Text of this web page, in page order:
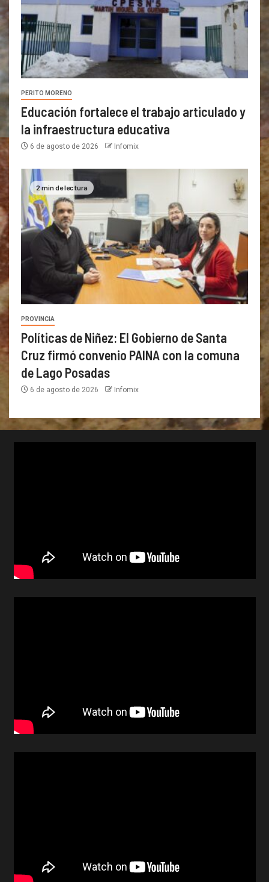
PERITO MORENO
Educación fortalece el trabajo articulado y
la infraestructura educativa
6 de agosto de 2026 Infomix
2 min de lectura
PROVINCIA
Políticas de Niñez: El Gobierno de Santa
Cruz firmó convenio PAINA con la comuna
de Lago Posadas
6 de agosto de 2026 Infomix